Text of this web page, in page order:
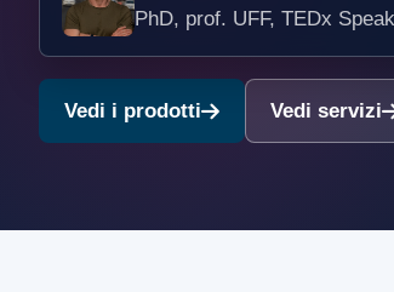
PhD, prof. UFF, TEDx
Vedi i prodotti Vedi servizi